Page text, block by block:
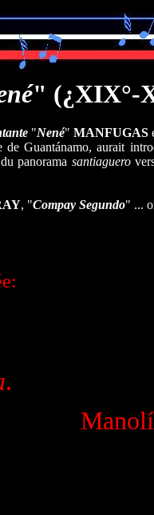
" (¿XIX°-
"Nené" MANFUGAS
de Guantánamo, aurait
panorama santiaguero
, "Compay Segundo" ...
.